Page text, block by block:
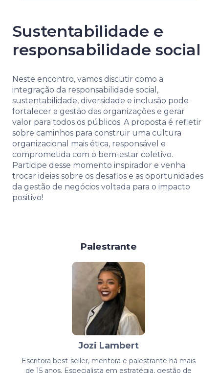
Sustentabilidade e
responsabilidade social
Neste encontro, vamos discutir como a
integração da responsabilidade social,
sustentabilidade, diversidade e inclusão pode
fortalecer a gestão das organizações e gerar
valor para todos os públicos. A proposta é refletir
sobre caminhos para construir uma cultura
organizacional mais ética, responsável e
comprometida com o bem-estar coletivo.
Participe desse momento inspirador e venha
trocar ideias sobre os desafios e as oportunidades
da gestão de negócios voltada para o impacto
positivo!
Palestrante
Jozi Lambert
Escritora best-seller, mentora e palestrante há mais
de 15 anos. Especialista em estratégia, gestão de